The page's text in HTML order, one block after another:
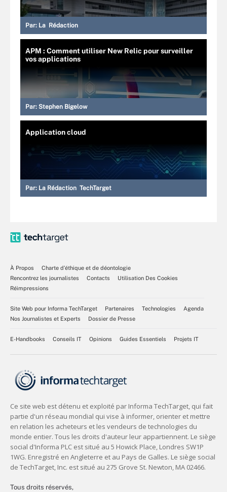
Par: La Rédaction
APM : Comment utiliser New Relic pour surveiller
vos applications
Par: Stephen Bigelow
Application cloud
Par: La Rédaction TechTarget
À Propos
Charte d’éthique et de déontologie
Rencontrez les journalistes
Contacts
Utilisation Des Cookies
Réimpressions
Site Web pour Informa TechTarget Partenaires Technologies
Agenda
Nos Journalistes et Experts
Dossier de Presse
E-Handbooks Conseils IT Opinions Guides Essentiels Projets IT
Tous droits réservés,